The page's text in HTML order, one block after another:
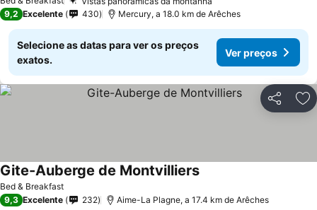
9,2 Excelente 430 Mercury, a 18.0 km de Arêches
Selecione as datas para ver os preços
exatos.
Ver preços
Partilhar
Bed & Breakfast
Gite-Auberge de Montvilliers
9,3 Excelente 232 Aime-La Plagne, a 17.4 km de Arêches